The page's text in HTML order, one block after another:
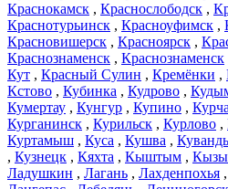
Краснокамск , Краснослободск ,
Краснотурьинск , Красноуфимск ,
Красновишерск , Красноярск ,
Краснознаменск , Краснознаменск
Кут , Красный Сулин , Кремёнки ,
Кстово , Кубинка , Кудрово ,
Кумертау , Кунгур , Купино ,
Курганинск , Курильск , Курлово ,
Куртамыш , Куса , Кушва ,
, Кузнецк , Кяхта , Кыштым ,
Ладушкин , Лагань , Лахденпохья ,